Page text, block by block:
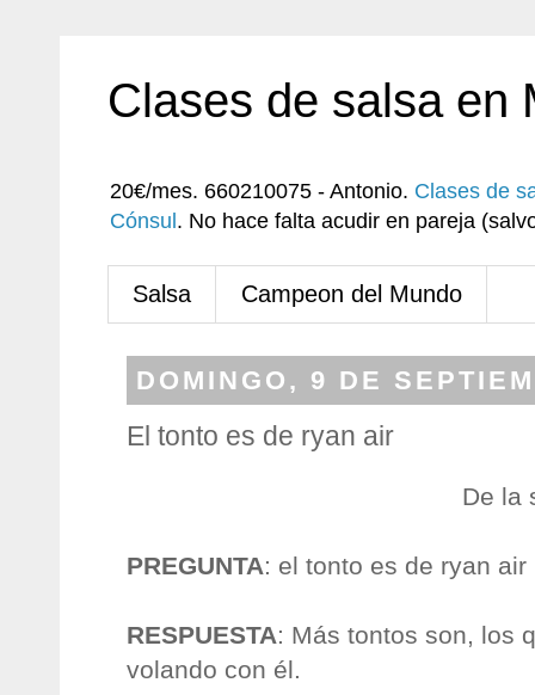
Clases de salsa en
20€/mes. 660210075 - Antonio. Clases de
Cónsul . No hace falta acudir en pareja
Salsa Campeon del Mundo
DOMINGO, 9 DE
El tonto es de ryan air
De la
PREGUNTA: el tonto es de ryan air
RESPUESTA: Más tontos son, los
volando con él.